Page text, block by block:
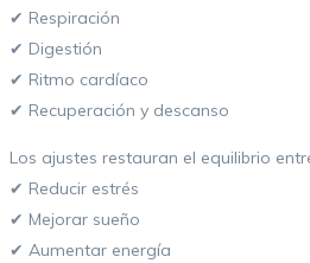
✔ Respiración
✔ Digestión
✔ Ritmo cardíaco
✔ Recuperación y descanso
Los ajustes restauran el equilibrio
✔ Reducir estrés
✔ Mejorar sueño
✔ Aumentar energía